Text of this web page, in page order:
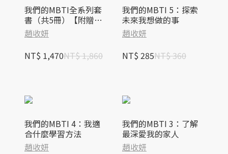
我們的MBTI全系列套
書（共5冊）【附贈
「尋找你身邊的MBT
I」角色小卡一套】
趙收妍
NT$ 1,470NT$ 1,860
我們的MBTI 5：探索
未來我想做的事
趙收妍
NT$ 285NT$ 360
我們的MBTI 4：我適
合什麼學習方法
趙收妍
我們的MBTI 3：了解
最深愛我的家人
趙收妍